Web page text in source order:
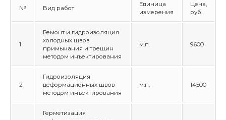
№ Вид работ
Единица
измерения
Цена,
руб.
1
Ремонт и гидроизоляция
холодных швов
примыкания и трещин
методом инъектирования
м.п. 9600
2
Гидроизоляция
деформационных швов
методом инъектирования
м.п. 14500
Герметизация